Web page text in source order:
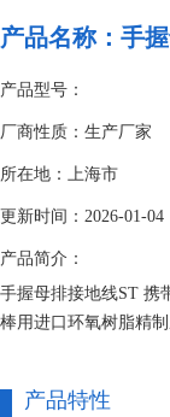
产品名称： 手
产品型号：
厂商性质：生产厂家
所在地：上海市
更新时间：2026-01-04
产品简介：
手握母排接地线ST 携
棒用进口环氧树脂精
产品特性